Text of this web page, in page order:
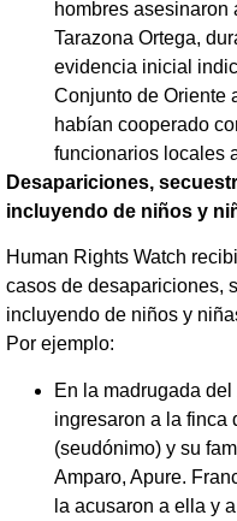
hombres asesinaron
Tarazona Ortega,
evidencia inicial
Conjunto de Oriente
habían cooperado
funcionarios locales
Desapariciones,
incluyendo de niños y
Human Rights Watch
casos de desapariciones,
incluyendo de niños y
Por ejemplo:
En la madrugada
ingresaron a la finca
(seudónimo) y su
Amparo, Apure.
la acusaron a ella y